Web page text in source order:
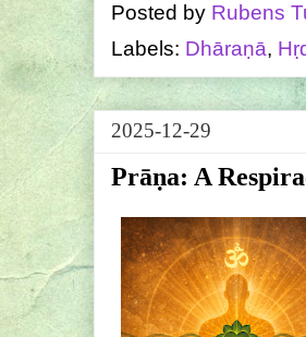
Posted by Rubens
Labels: Dhāraṇā,
2025-12-29
Prāṇa: A